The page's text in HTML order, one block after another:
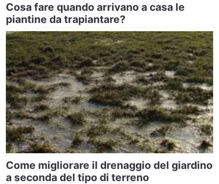
Cosa fare quando arrivano a casa le
piantine da trapiantare?
Come migliorare il drenaggio del giardino
a seconda del tipo di terreno